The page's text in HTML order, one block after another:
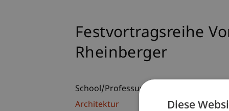
Festvortragsreihe
Rheinberger
School/Professur:
Architektur
Diese